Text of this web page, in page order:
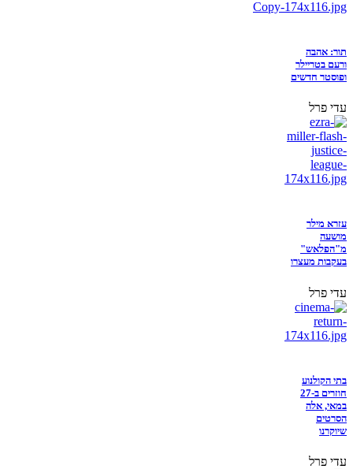
תור: אהבה
ורעם בטריילר
ופוסטר חדשים
עדי פרל
עזרא מילר
מושעה
מ"הפלאש"
בעקבות מעצרו
עדי פרל
בתי הקולנוע
חוזרים ב-27
במאי, אלה
הסרטים
שיוקרנו
עדי פרל